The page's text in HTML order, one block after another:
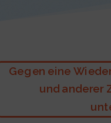
Gegen eine
und anderer